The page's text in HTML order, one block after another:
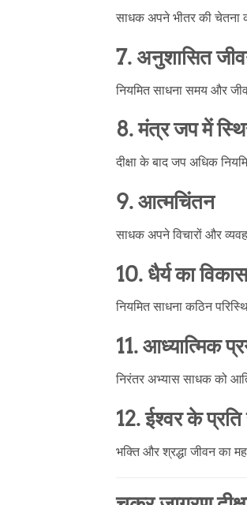
साधक अपने भीतर की चेतना
7. अनुशासित
नियमित साधना समय और
8. मंत्र जप में
दीक्षा के बाद जप अधिक
9. आत्मचिंतन
साधक अपने विचारों और
10. धैर्य का विकास
नियमित साधना कठिन
11. आध्यात्मिक
निरंतर अभ्यास साधक को
12. ईश्वर के प्रति
भक्ति और श्रद्धा जीवन का